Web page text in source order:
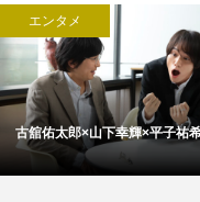
エンタメ
古舘佑太郎×山下幸輝×平子祐